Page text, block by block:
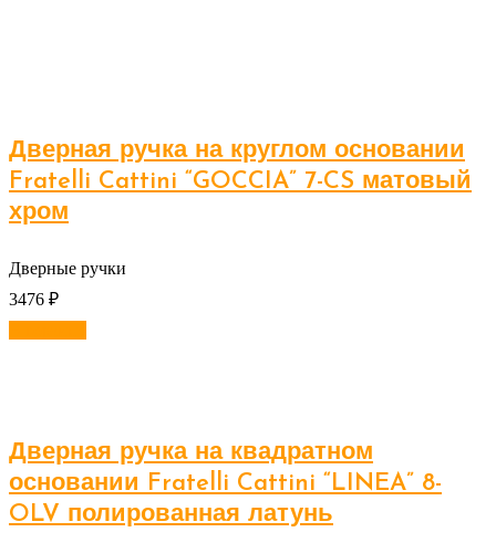
Дверная ручка на круглом основании
Fratelli Cattini “GOCCIA” 7-CS матовый
хром
Дверные ручки
3476 ₽
Дверная ручка на квадратном
основании Fratelli Cattini “LINEA” 8-
OLV полированная латунь